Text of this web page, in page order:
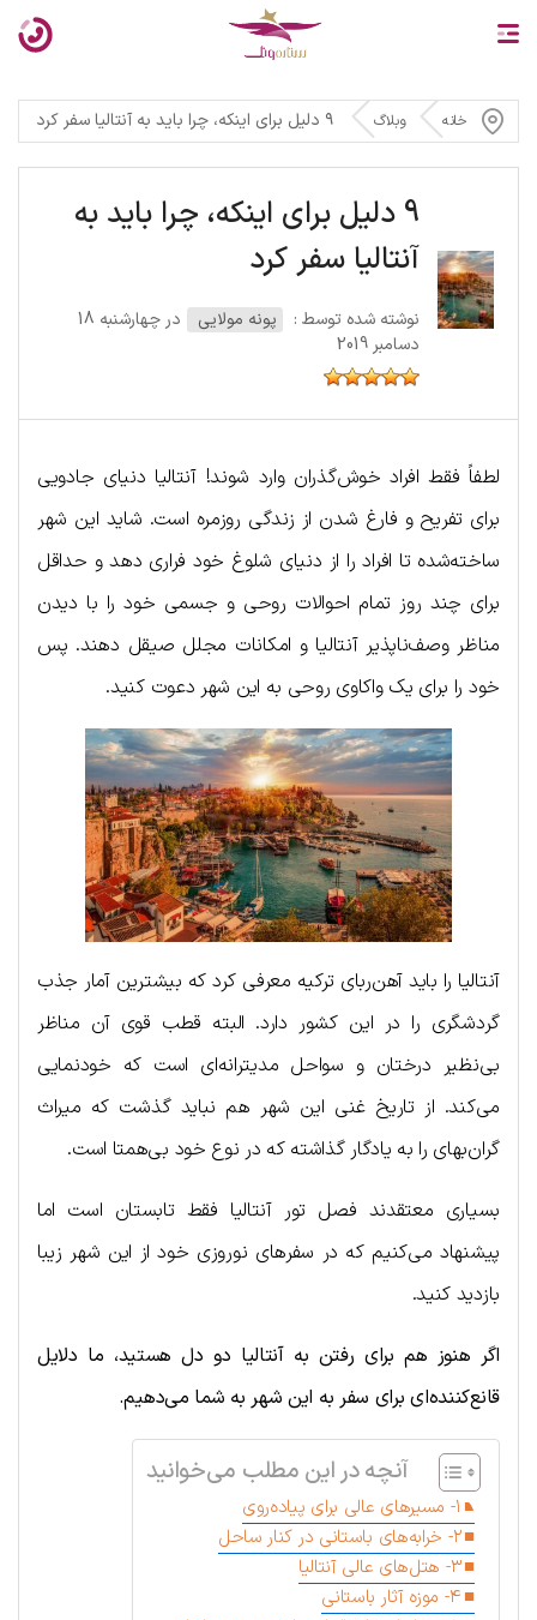
خانه وبلاگ ۹ دلیل برای اینکه، چرا باید به آنتالیا سفر کرد
9 دلیل برای اینکه، چرا باید به
آنتالیا سفر کرد
نوشته شده توسط : پونه مولایی
در چهارشنبه 18
دسامبر 2019
لطفاً فقط افراد خوش‌گذران وارد شوند! آنتالیا دنیای جادویی
برای تفریح و فارغ شدن از زندگی روزمره است. شاید این شهر
ساخته‌شده تا افراد را از دنیای شلوغ خود فراری دهد و حداقل
برای چند روز تمام احوالات روحی و جسمی خود را با دیدن
مناظر وصف‌ناپذیر آنتالیا و امکانات مجلل صیقل دهند. پس
خود را برای یک واکاوی روحی به این شهر دعوت کنید.
آنتالیا را باید آهن‌ربای ترکیه معرفی کرد که بیشترین آمار جذب
گردشگری را در این کشور دارد. البته قطب قوی آن مناظر
بی‌نظیر درختان و سواحل مدیترانه‌ای است که خودنمایی
می‌کند. از تاریخ غنی این شهر هم نباید گذشت که میراث
گران‌بهای را به یادگار گذاشته که در نوع خود بی‌همتا است.
بسیاری معتقدند فصل تور آنتالیا فقط تابستان است اما
پیشنهاد می‌کنیم که در سفرهای نوروزی خود از این شهر زیبا
بازدید کنید.
اگر هنوز هم برای رفتن به آنتالیا دو دل هستید، ما دلایل
قانع‌کننده‌ای برای سفر به این شهر به شما می‌دهیم.
آنچه در این مطلب می‌خوانید
۱- مسیرهای عالی برای پیاده‌روی
۲- خرابه‌های باستانی در کنار ساحل
۳- هتل‌های عالی آنتالیا
۴- موزه‌ آثار باستانی